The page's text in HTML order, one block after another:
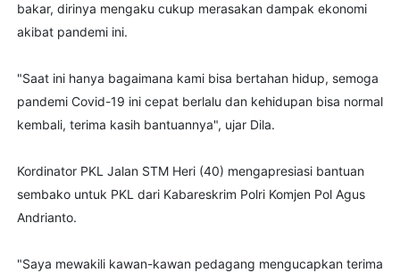
bakar, dirinya mengaku cukup merasakan dampak ekonomi
akibat pandemi ini.
"Saat ini hanya bagaimana kami bisa bertahan hidup, semoga
pandemi Covid-19 ini cepat berlalu dan kehidupan bisa normal
kembali, terima kasih bantuannya", ujar Dila.
Kordinator PKL Jalan STM Heri (40) mengapresiasi bantuan
sembako untuk PKL dari Kabareskrim Polri Komjen Pol Agus
Andrianto.
"Saya mewakili kawan-kawan pedagang mengucapkan terima